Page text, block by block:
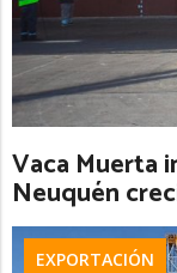
Vaca Muerta
Neuquén
EXPORTACIÓN